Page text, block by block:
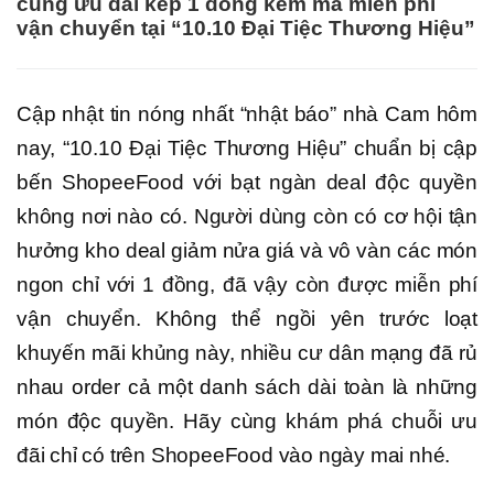
vận chuyển tại “10.10 Đại Tiệc Thương Hiệu”
Cập nhật tin nóng nhất “nhật báo” nhà Cam hôm
nay, “10.10 Đại Tiệc Thương Hiệu” chuẩn bị cập
bến ShopeeFood với bạt ngàn deal độc quyền
không nơi nào có. Người dùng còn có cơ hội tận
hưởng kho deal giảm nửa giá và vô vàn các món
ngon chỉ với 1 đồng, đã vậy còn được miễn phí
vận chuyển. Không thể ngồi yên trước loạt
khuyến mãi khủng này, nhiều cư dân mạng đã rủ
nhau order cả một danh sách dài toàn là những
món độc quyền. Hãy cùng khám phá chuỗi ưu
đãi chỉ có trên ShopeeFood vào ngày mai nhé.